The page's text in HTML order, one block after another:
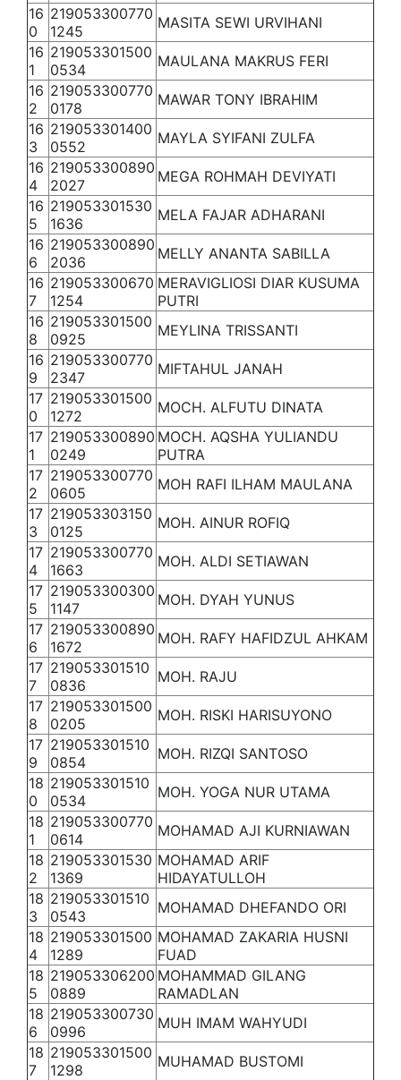
16
0
219053300770
1245
MASITA SEWI URVIHANI
16
1
219053301500
0534
MAULANA MAKRUS FERI
16
2
219053300770
0178
MAWAR TONY IBRAHIM
16
3
219053301400
0552
MAYLA SYIFANI ZULFA
16
4
219053300890
2027
MEGA ROHMAH DEVIYATI
16
5
219053301530
1636
MELA FAJAR ADHARANI
16
6
219053300890
2036
MELLY ANANTA SABILLA
16
7
219053300670
1254
MERAVIGLIOSI DIAR KUSUMA
PUTRI
16
8
219053301500
0925
MEYLINA TRISSANTI
16
9
219053300770
2347
MIFTAHUL JANAH
17
0
219053301500
1272
MOCH. ALFUTU DINATA
17
1
219053300890
0249
MOCH. AQSHA YULIANDU
PUTRA
17
2
219053300770
0605
MOH RAFI ILHAM MAULANA
17
3
219053303150
0125
MOH. AINUR ROFIQ
17
4
219053300770
1663
MOH. ALDI SETIAWAN
17
5
219053300300
1147
MOH. DYAH YUNUS
17
6
219053300890
1672
MOH. RAFY HAFIDZUL AHKAM
17
7
219053301510
0836
MOH. RAJU
17
8
219053301500
0205
MOH. RISKI HARISUYONO
17
9
219053301510
0854
MOH. RIZQI SANTOSO
18
0
219053301510
0534
MOH. YOGA NUR UTAMA
18
1
219053300770
0614
MOHAMAD AJI KURNIAWAN
18
2
219053301530
1369
MOHAMAD ARIF
HIDAYATULLOH
18
3
219053301510
0543
MOHAMAD DHEFANDO ORI
18
4
219053301500
1289
MOHAMAD ZAKARIA HUSNI
FUAD
18
5
219053306200
0889
MOHAMMAD GILANG
RAMADLAN
18
6
219053300730
0996
MUH IMAM WAHYUDI
18
7
219053301500
1298
MUHAMAD BUSTOMI